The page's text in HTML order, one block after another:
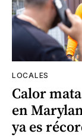
LOCALES
Calor
en
ya es